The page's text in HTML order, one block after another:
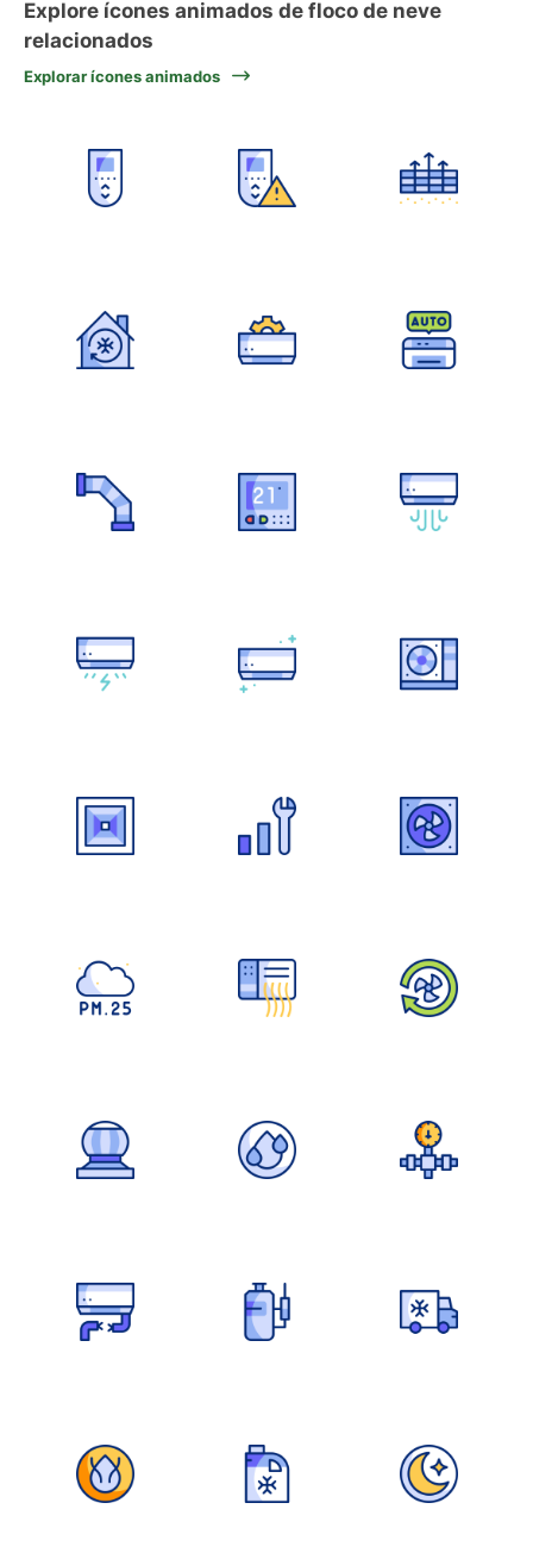
Explore ícones animados de floco de neve
relacionados
Explorar ícones animados